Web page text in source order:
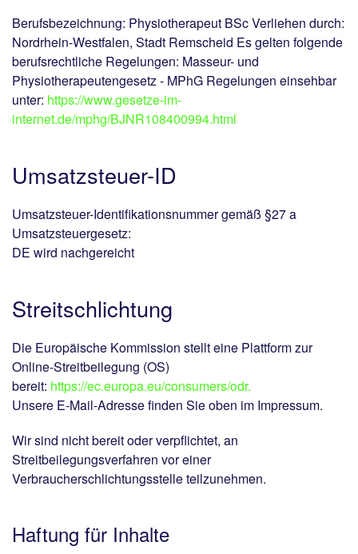
Berufsbezeichnung: Physiotherapeut BSc Verliehen durch:
Nordrhein-Westfalen, Stadt Remscheid Es gelten folgende
berufsrechtliche Regelungen: Masseur- und
Physiotherapeutengesetz - MPhG Regelungen einsehbar
unter: https://www.gesetze-im-
internet.de/mphg/BJNR108400994.html
Umsatzsteuer-ID
Umsatzsteuer-Identifikationsnummer gemäß §27 a
Umsatzsteuergesetz:
DE wird nachgereicht
Streitschlichtung
Die Europäische Kommission stellt eine Plattform zur
Online-Streitbeilegung (OS)
bereit: https://ec.europa.eu/consumers/odr.
Unsere E-Mail-Adresse finden Sie oben im Impressum.
Wir sind nicht bereit oder verpflichtet, an
Streitbeilegungsverfahren vor einer
Verbraucherschlichtungsstelle teilzunehmen.
Haftung für Inhalte